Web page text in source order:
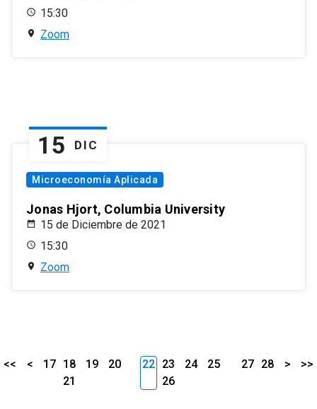
15:30
Zoom
15 DIC
Microeconomía Aplicada
Jonas Hjort, Columbia University
15 de Diciembre de 2021
15:30
Zoom
<< < 17 18 19
20
21
22 23 24
25
26
27 28 > >>